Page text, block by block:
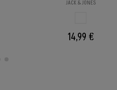
JACK & JONES
14,99 €